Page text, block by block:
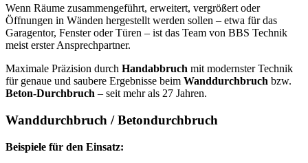
Wenn Räume zusammengeführt, erweitert, vergrößert oder
Öffnungen in Wänden hergestellt werden sollen – etwa für das
Garagentor, Fenster oder Türen – ist das Team von BBS Technik
meist erster Ansprechpartner.
Maximale Präzision durch Handabbruch mit modernster Technik
für genaue und saubere Ergebnisse beim Wanddurchbruch bzw.
Beton-Durchbruch – seit mehr als 27 Jahren.
Wanddurchbruch / Betondurchbruch
Beispiele für den Einsatz: